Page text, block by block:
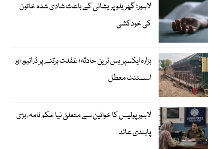
لاہور؛ گھریلو پریشانی کے باعث شادی شدہ خاتون
کی خودکشی
ہزارہ ایکسپریس ٹرین حادثہ؛ غفلت برتنے پر ڈرائیور اور
اسسٹنٹ معطل
لاہور پولیس کا خواتین سے متعلق نیا حکم نامہ، بڑی
پابندی عائد